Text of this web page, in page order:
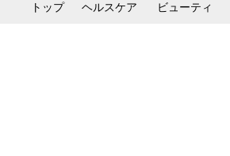
トップ ヘルスケア ビューティ